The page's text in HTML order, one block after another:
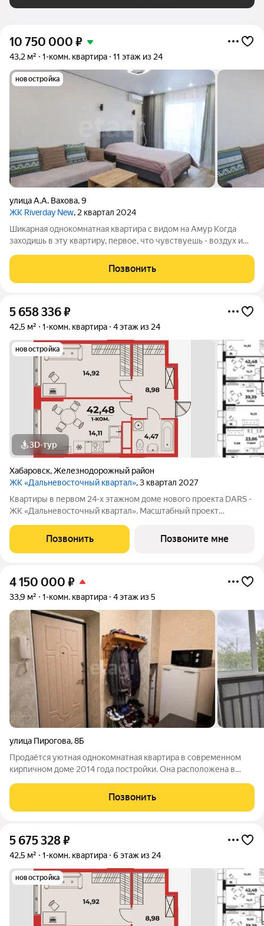
10 750 000 ₽
43,2 м² 1-комн. квартира 11 этаж из 24
новостройка
улица А.А. Вахова,9
ЖК Riverday New, 2 квартал 2024
Шикарная однокомнатная квартира с видом на Амур Когда
заходишь в эту квартиру, первое, что чувствуешь - воздух и
очень просторно, уютно, светло. Сердце этой квартиры - вид с
окна. Из окна
Позвонить
5 658 336₽
42,5 м² 1-комн. квартира 4 этаж из 24
новостройка
3D-тур
Хабаровск,Железнодорожный район
ЖК «Дальневосточный квартал», 3 квартал 2027
Квартиры в первом 24-х этажном доме нового проекта DARS -
ЖК «Дальневосточный квартал». Масштабный проект
представление о доступном и комфортном жилье в
Хабаровске. Это не просто точечная застройка, а
Позвонить Позвоните мне
4 150 000 ₽
33,9 м² 1-комн. квартира 4 этаж из 5
улица Пирогова,8Б
Продаётся уютная однокомнатная квартира в современном
кирпичном доме 2014 года постройки. Она расположена в
8Б. Общая площадь 33.9 кв.м включает жилую зону в 19.2 кв.м
и кухню в 6 кв.м.
Позвонить
5 675 328₽
42,5 м² 1-комн. квартира 6 этаж из 24
новостройка